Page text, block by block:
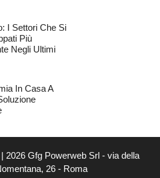
I Settori Che Si
Più
Negli Ultimi
In Casa A
2026 Gfg Powerweb Srl - via della
26 - Roma